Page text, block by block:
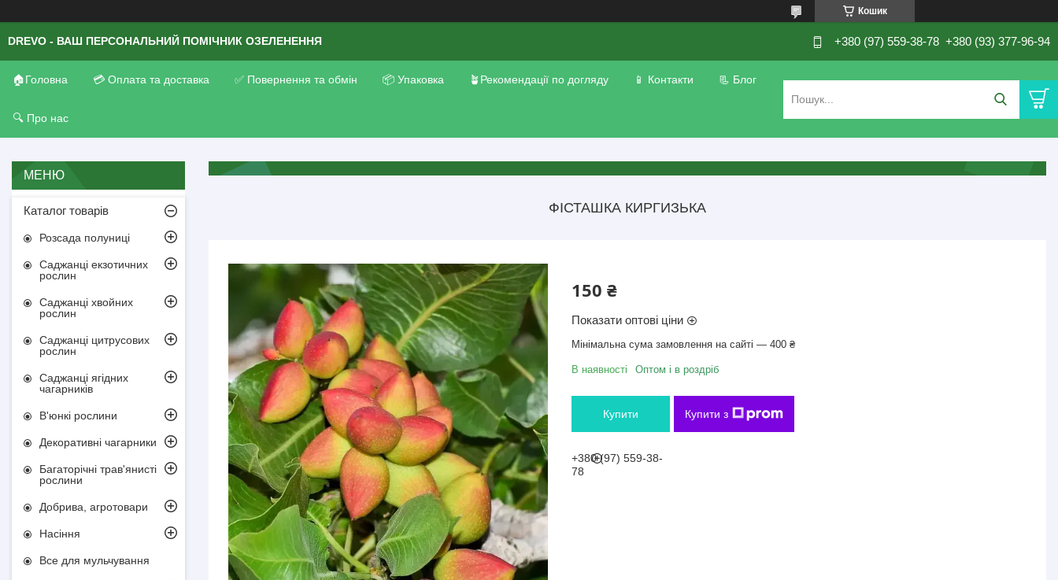
Кошик
DREVO - ВАШ ПЕРСОНАЛЬНИЙ ПОМІЧНИК ОЗЕЛЕНЕННЯ +380 (97) 559-38-78 +380 (93) 377-96-94
🏠Головна 💳 Оплата та доставка ✅ Повернення та обмін 📦 Упаковка 🪴Рекомендації по догляду 📱 Контакти 📃 Блог
🔍 Про нас
ФІСТАШКА КИРГИЗЬКА
150 ₴
Показати оптові ціни
Мінімальна сума замовлення на сайті — 400 ₴
В наявності Оптом і в роздріб
Купити Купити з
+380 (97) 559-38-
78
Каталог товарів
Розсада полуниці
Саджанці екзотичних
рослин
Саджанці хвойних
рослин
Саджанці цитрусових
рослин
Саджанці ягідних
чагарників
В'юнкі рослини
Декоративні чагарники
Багаторічні трав'янисті
рослини
Добрива, агротовари
Насіння
Все для мульчування